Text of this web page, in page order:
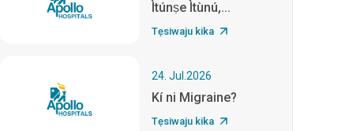
Ìtúnṣe Ìtùnú,...
Tẹsiwaju kika
24. Jul.2026
Kí ni Migraine?
Tẹsiwaju kika